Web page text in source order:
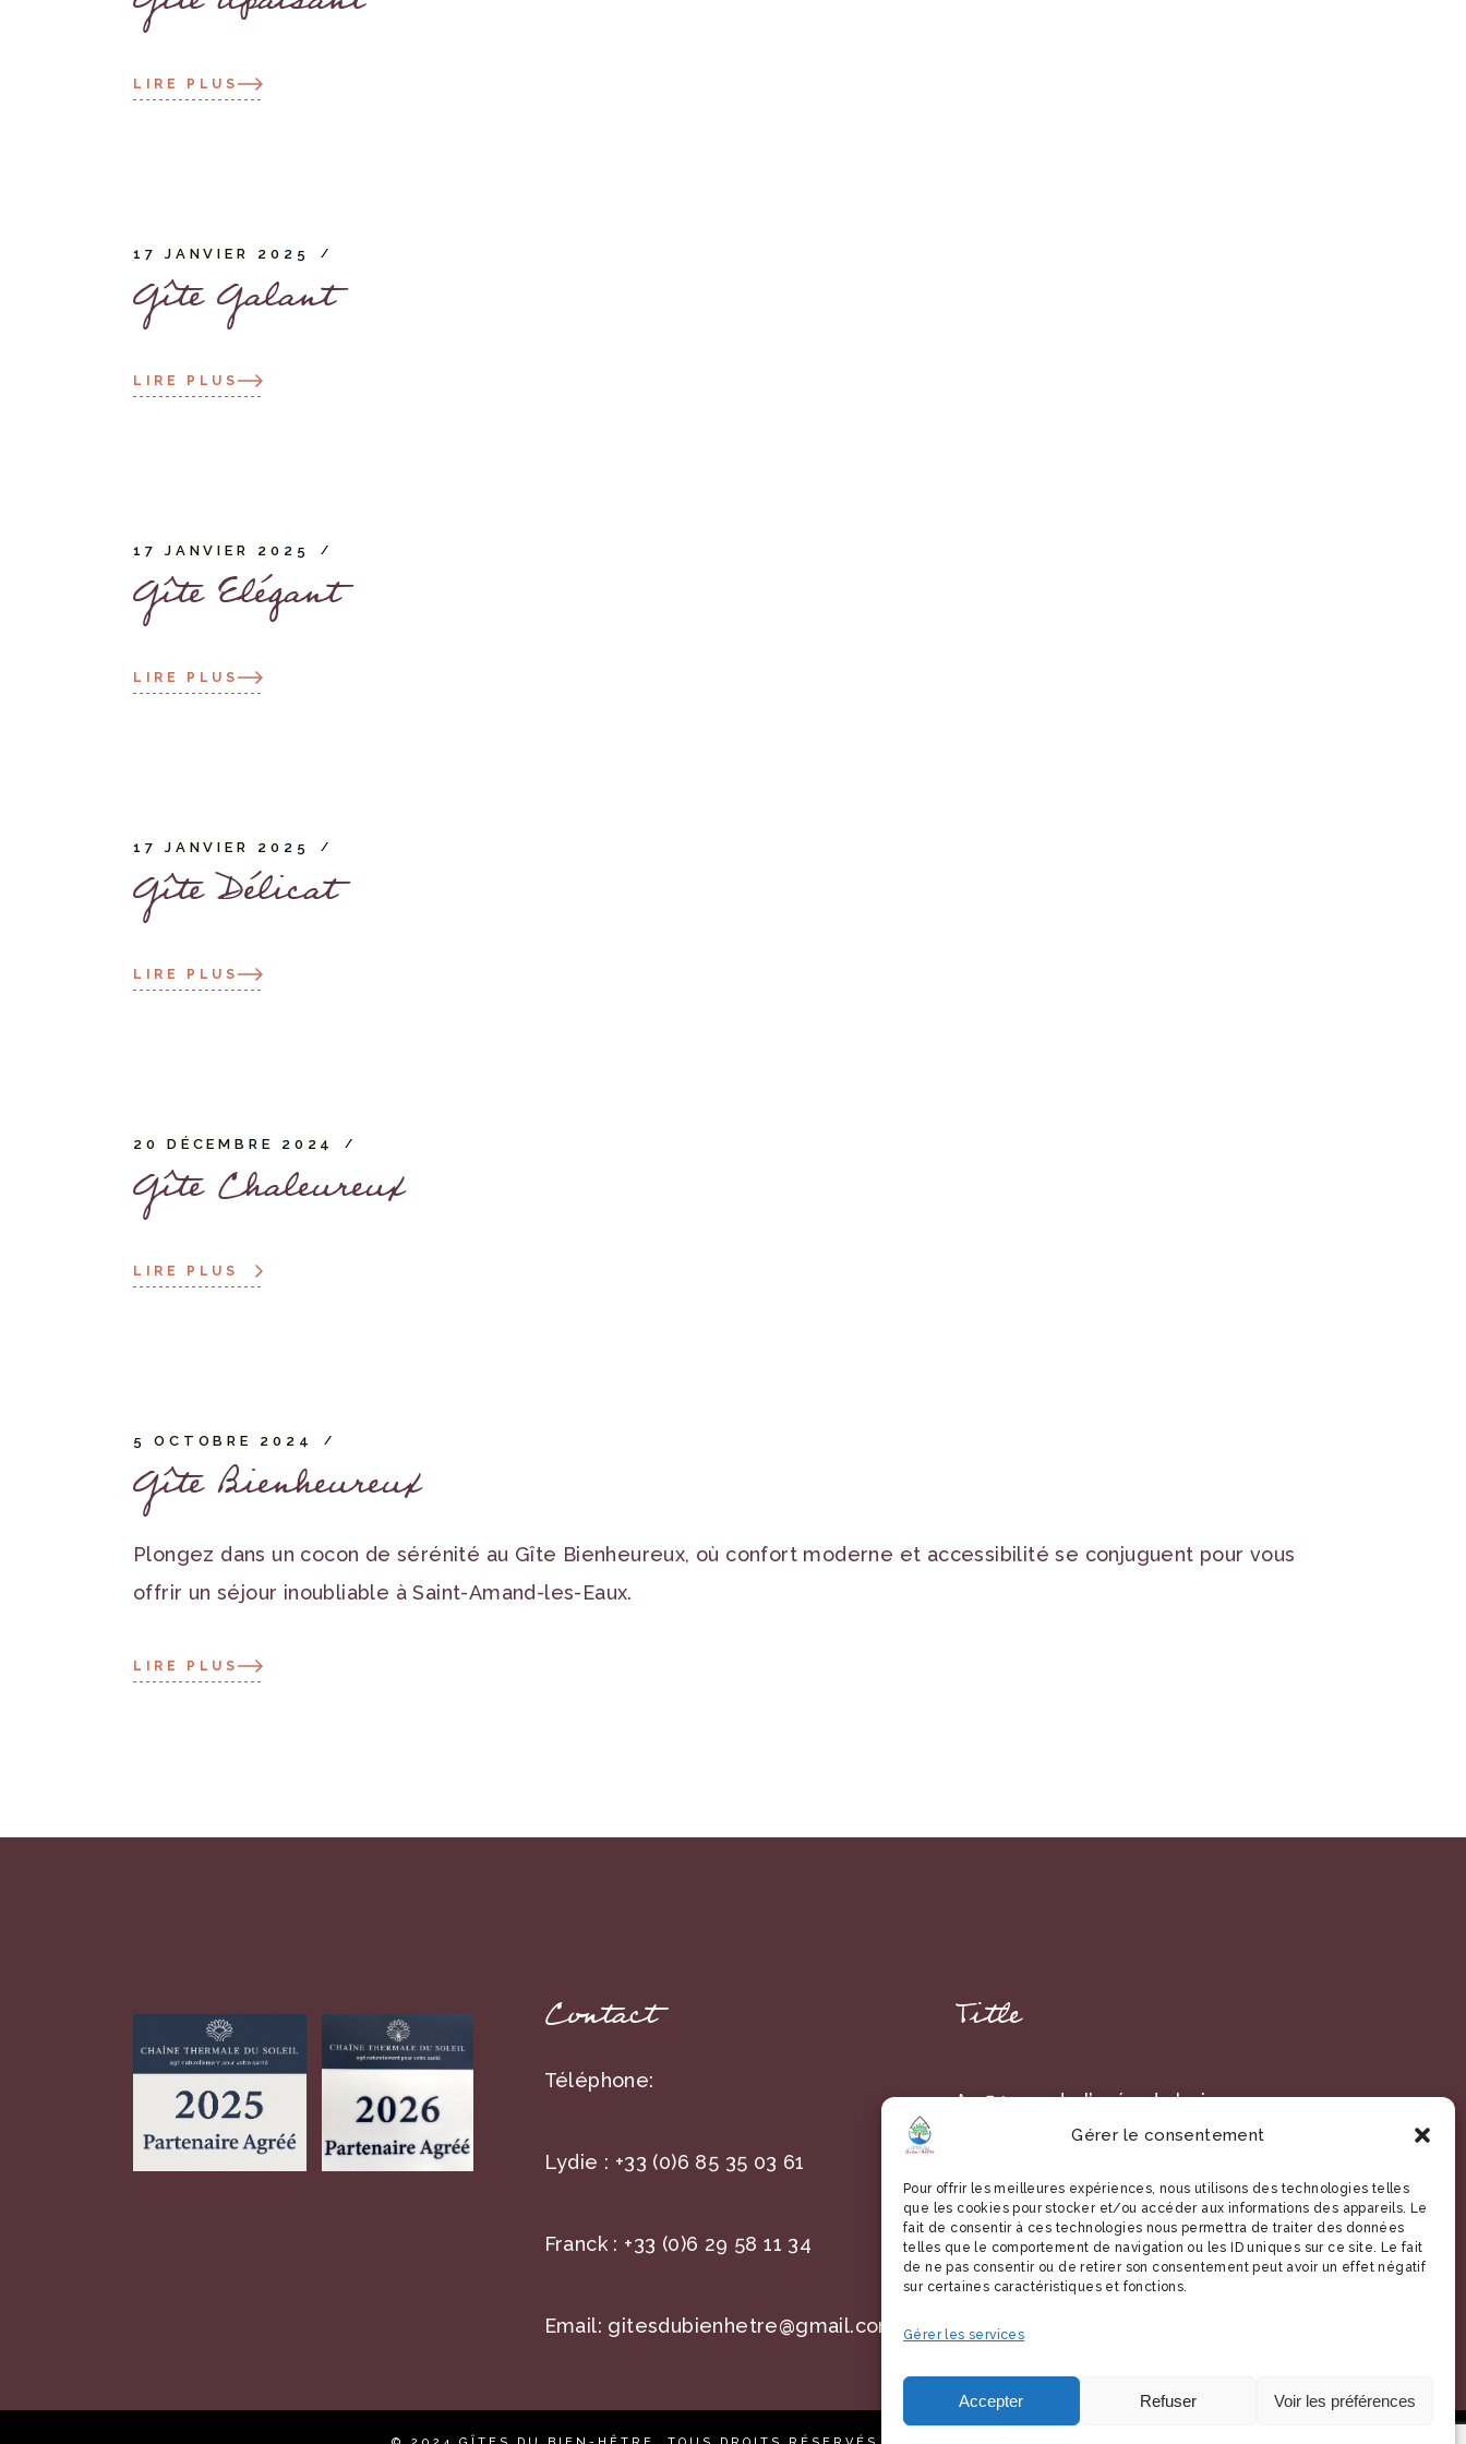
Gérer le consentement
Pour offrir les meilleures expériences, nous utilisons des technologies telles
que les cookies pour stocker et/ou accéder aux informations des appareils. Le
fait de consentir à ces technologies nous permettra de traiter des données
telles que le comportement de navigation ou les ID uniques sur ce site. Le fait
de ne pas consentir ou de retirer son consentement peut avoir un effet négatif
sur certaines caractéristiques et fonctions.
Gérer les services
Accepter Refuser Voir les préférences
LIRE PLUS
17 JANVIER 2025
Gîte Galant
LIRE PLUS
17 JANVIER 2025
Gîte Elégant
LIRE PLUS
17 JANVIER 2025
Gîte Délicat
LIRE PLUS
20 DÉCEMBRE 2024
Gîte Chaleureux
LIRE PLUS
5 OCTOBRE 2024
Gîte Bienheureux
Plongez dans un cocon de sérénité au Gîte Bienheureux, où confort moderne et accessibilité se conjuguent pour vous
offrir un séjour inoubliable à Saint-Amand-les-Eaux.
LIRE PLUS
Contact
Téléphone:
Lydie : +33 (0)6 85 35 03 61
Franck : +33 (0)6 29 58 11 34
Email: gitesdubienhetre@gmail.com
Title
A : 54 rue de l’orée du bois
59230 Saint-Amand-Les-Eaux,
Hauts-de-France France